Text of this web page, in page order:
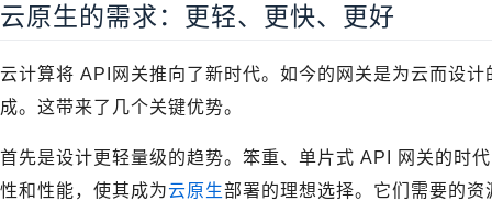
云原生的需求：更轻、更快、更好
云计算将 API网关推向了新时代。如今的网关是为云而设计
成。这带来了几个关键优势。
首先是设计更轻量级的趋势。笨重、单片式 API 网关的时
性和性能，使其成为云原生部署的理想选择。它们需要的